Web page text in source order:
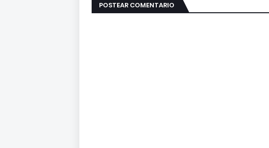
POSTEAR COMENTARIO